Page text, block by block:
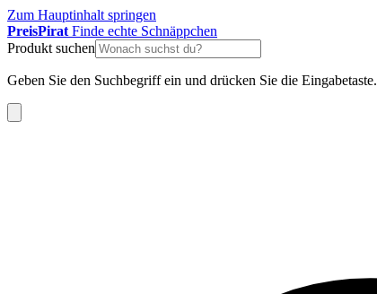
Zum Hauptinhalt springen
PreisPirat Finde echte Schnäppchen
Produkt suchen
Geben Sie den Suchbegriff ein und drücken Sie die Eingabetaste.